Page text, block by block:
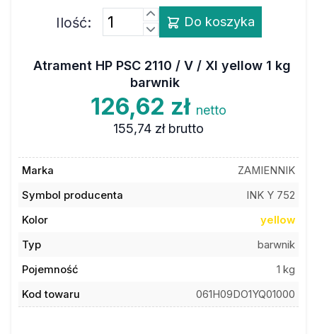
Ilość: Do koszyka
Atrament HP PSC 2110 / V / XI yellow 1 kg
barwnik
126,62 zł netto
155,74 zł brutto
Marka
ZAMIENNIK
Symbol producenta
INK Y 752
Kolor
yellow
Typ
barwnik
Pojemność
1 kg
Kod towaru
061H09DO1YQ01000